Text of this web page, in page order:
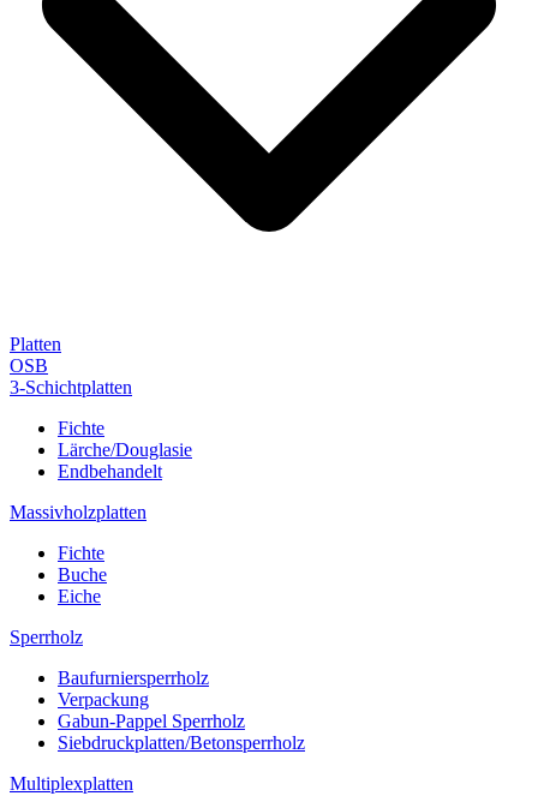
Platten
OSB
3-Schichtplatten
Fichte
Lärche/Douglasie
Endbehandelt
Massivholzplatten
Fichte
Buche
Eiche
Sperrholz
Baufurniersperrholz
Verpackung
Gabun-Pappel Sperrholz
Siebdruckplatten/Betonsperrholz
Multiplexplatten